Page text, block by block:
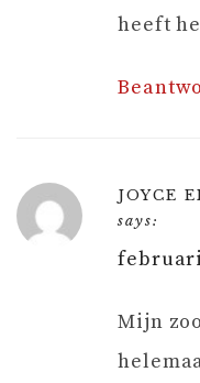
heeft
JOYCE
says:
februari
Mijn